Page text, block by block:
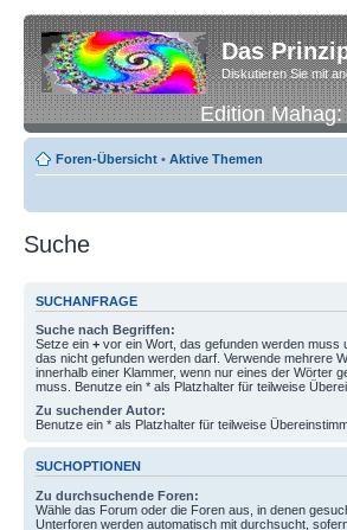
Das
Diskutieren Sie mit
Edition
Foren-Übersicht • Aktive Themen
Suche
SUCHANFRAGE
Suche nach Begriffen:
Setze ein + vor ein Wort, das gefunden werden muss
das nicht gefunden werden darf. Verwende mehrere
innerhalb einer Klammer, wenn nur eines der Wörter
muss. Benutze ein * als Platzhalter für teilweise
Zu suchender Autor:
Benutze ein * als Platzhalter für teilweise
SUCHOPTIONEN
Zu durchsuchende Foren:
Wähle das Forum oder die Foren aus, in denen
Unterforen werden automatisch mit durchsucht,